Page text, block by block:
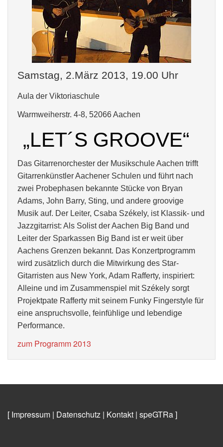
Samstag, 2.März 2013, 19.00 Uhr
Aula der Viktoriaschule
Warmweiherstr. 4-8, 52066 Aachen
„LET´S GROOVE“
Das Gitarrenorchester der Musikschule Aachen trifft
Gitarrenkünstler Aachener Schulen und führt nach
zwei Probephasen bekannte Stücke von Bryan
Adams, John Barry, Sting, und andere groovige
Musik auf. Der Leiter, Csaba Székely, ist Klassik- und
Jazzgitarrist: Als Solist der Aachen Big Band und
Leiter der Sparkassen Big Band ist er weit über
Aachens Grenzen bekannt. Das Konzertprogramm
wird zusätzlich durch die Mitwirkung des Star-
Gitarristen aus New York, Adam Rafferty, inspiriert:
Alleine und im Zusammenspiel mit Székely sorgt
Projektpate Rafferty mit seinem Funky Fingerstyle für
eine anspruchsvolle, feinfühlige und lebendige
Performance.
zum Programm 2013
[ Impressum | Datenschutz | Kontakt | speGTRa]